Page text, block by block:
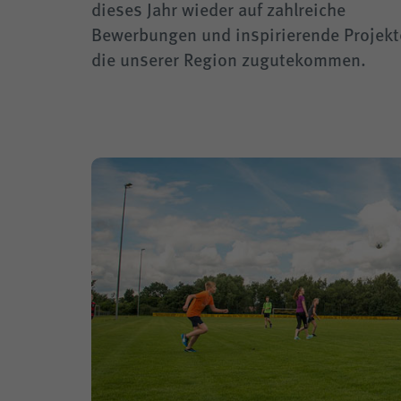
dieses Jahr wieder auf zahlreiche
Bewerbungen und inspirierende
die unserer Region zugutekommen.